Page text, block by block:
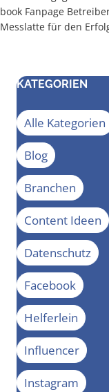
book Fan­page
Mess­lat­te für den
KATEGORIEN
Alle Kategorien
Blog
Branchen
Content Ideen
Datenschutz
Facebook
Helferlein
Influencer
Instagram